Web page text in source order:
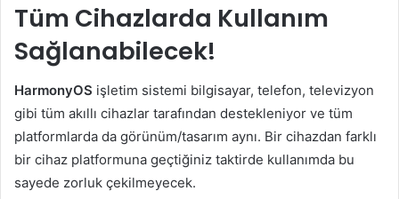
Tüm Cihazlarda Kullanım
Sağlanabilecek!
HarmonyOS işletim sistemi bilgisayar, telefon, televizyon
gibi tüm akıllı cihazlar tarafından destekleniyor ve tüm
platformlarda da görünüm/tasarım aynı. Bir cihazdan farklı
bir cihaz platformuna geçtiğiniz taktirde kullanımda bu
sayede zorluk çekilmeyecek.